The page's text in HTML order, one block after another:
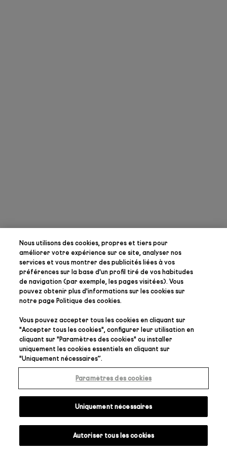
Nous utilisons des cookies, propres et tiers pour
améliorer votre expérience sur ce site, analyser nos
services et vous montrer des publicités liées à vos
préférencessur la base d'un profil tiré de vos habitudes
de navigation (par exemple, les pages visitées). Vous
pouvez obtenir plus d'informations sur les cookies sur
notre pagePolitique des cookies.
Vous pouvez accepter tous les cookies en cliquant sur
"Accepter tous les cookies", configurer leur utilisation en
cliquant sur "Paramètres des cookies" ou installer
uniquement les cookies essentiels en cliquant sur
"Uniquement nécessaires”.
Paramètres des cookies
Uniquement nécessaires
Autoriser tous les cookies